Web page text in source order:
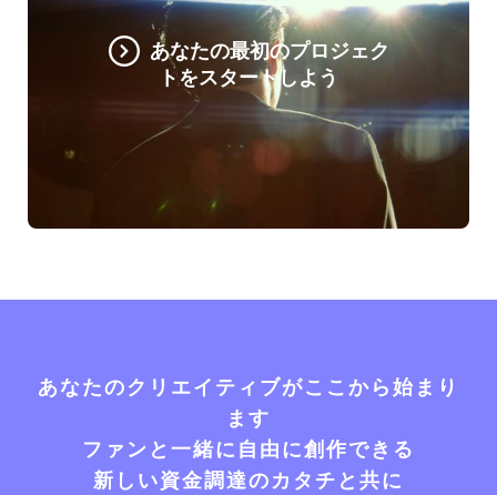
あなたの最初のプロジェク
トをスタートしよう
あなたのクリエイティブがここから始まり
ます
ファンと一緒に自由に創作できる
新しい資金調達のカタチと共に